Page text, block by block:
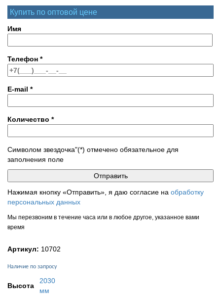
Купить по оптовой цене
Имя
Телефон *
E-mail *
Количество *
Символом звездочка"(*) отмечено обязательное для
заполнения поле
Нажимая кнопку «Отправить», я даю согласие на обработку
персональных данных
Мы перезвоним в течение часа или в любое другое, указанное вами
время
Артикул: 10702
Наличие по запросу
Высота
2030
мм